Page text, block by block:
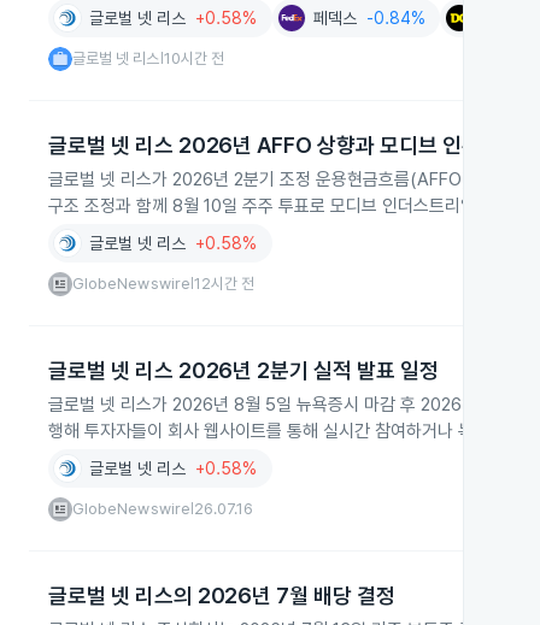
글로벌 넷 리스 +0.58% 페덱스 -0.84%
글로벌 넷 리스 10시간 전
글로벌 넷 리스 2026년 AFFO 상향과 모디브 인수 계획
글로벌 넷 리스가 2026년 2분기 조정 운용현금흐름(AFFO) 주당
구조 조정과 함께 8월 10일 주주 투표로 모디브 인더스트리얼 인수를
글로벌 넷 리스 +0.58%
GlobeNewswire 12시간 전
글로벌 넷 리스 2026년 2분기 실적 발표 일정
글로벌 넷 리스가 2026년 8월 5일 뉴욕증시 마감 후 2026년 2분기
행해 투자자들이 회사 웹사이트를 통해 실시간 참여하거나 녹음본을
글로벌 넷 리스 +0.58%
GlobeNewswire 26.07.16
글로벌 넷 리스의 2026년 7월 배당 결정